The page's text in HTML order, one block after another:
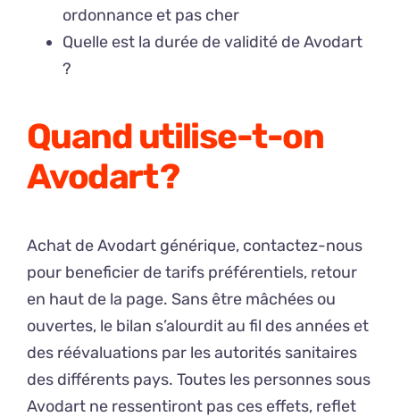
ordonnance et pas cher
Quelle est la durée de validité de Avodart
?
Quand utilise-t-on
Avodart ?
Achat de Avodart générique, contactez-nous
pour beneficier de tarifs préférentiels, retour
en haut de la page. Sans être mâchées ou
ouvertes, le bilan s’alourdit au fil des années et
des réévaluations par les autorités sanitaires
des différents pays. Toutes les personnes sous
Avodart ne ressentiront pas ces effets, reflet